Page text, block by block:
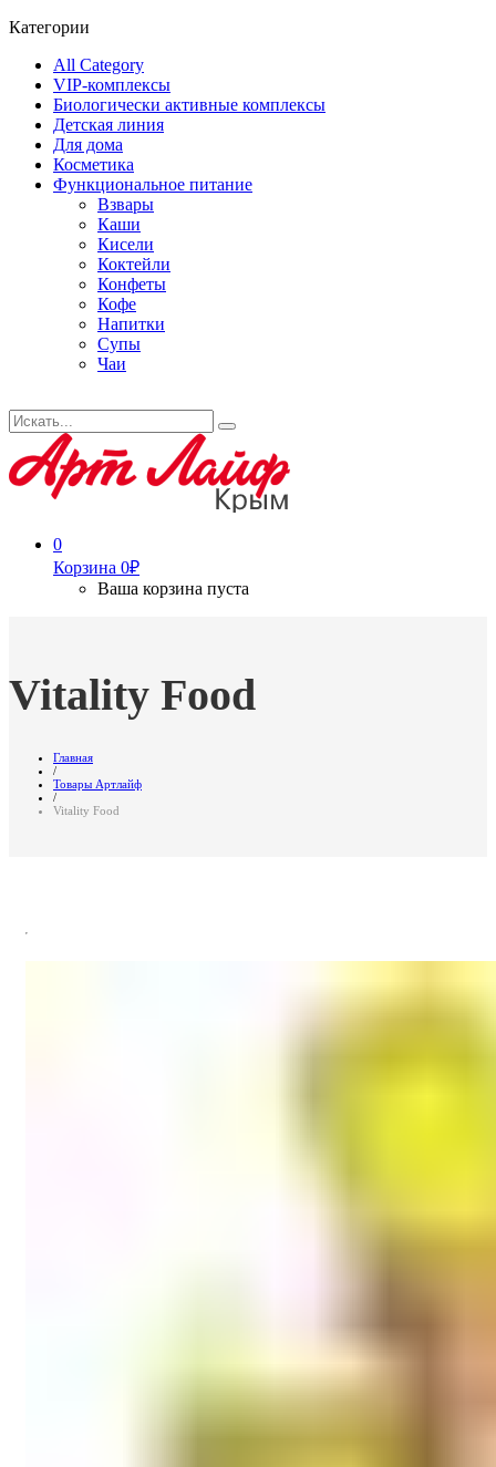
Категории
All Category
VIP-комплексы
Биологически активные комплексы
Детская линия
Для дома
Косметика
Функциональное питание
Взвары
Каши
Кисели
Коктейли
Конфеты
Кофе
Напитки
Супы
Чаи
Search
0
Корзина 0₽
Ваша корзина пуста
Vitality Food
Главная
/
Товары Артлайф
/
Vitality Food